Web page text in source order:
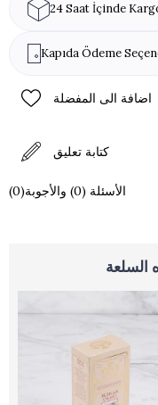
24 Saat İçinde
Kapıda Ödeme
اضافة الى المفضلة
كتابة تعليق
(0)الأسئلة (0) والأجوبة
السلعة